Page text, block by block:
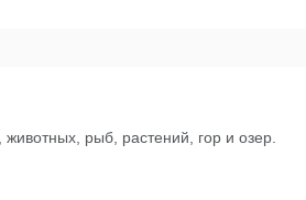
рыб, растений, гор и озер.